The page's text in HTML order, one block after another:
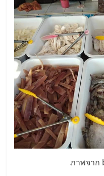
สา
ขา
แฟ
รน
ไชส์,
ภาพจาก